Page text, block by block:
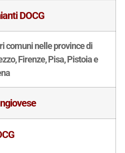
DOCG
comuni nelle province di
Firenze, Pisa, Pistoia e